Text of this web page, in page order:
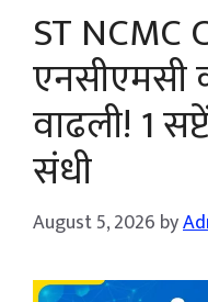
ST NCMC
एनसीएमसी
वाढली! 1
संधी
August 5, 2026 by